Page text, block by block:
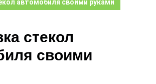
автомобиля своими руками
стекол
своими